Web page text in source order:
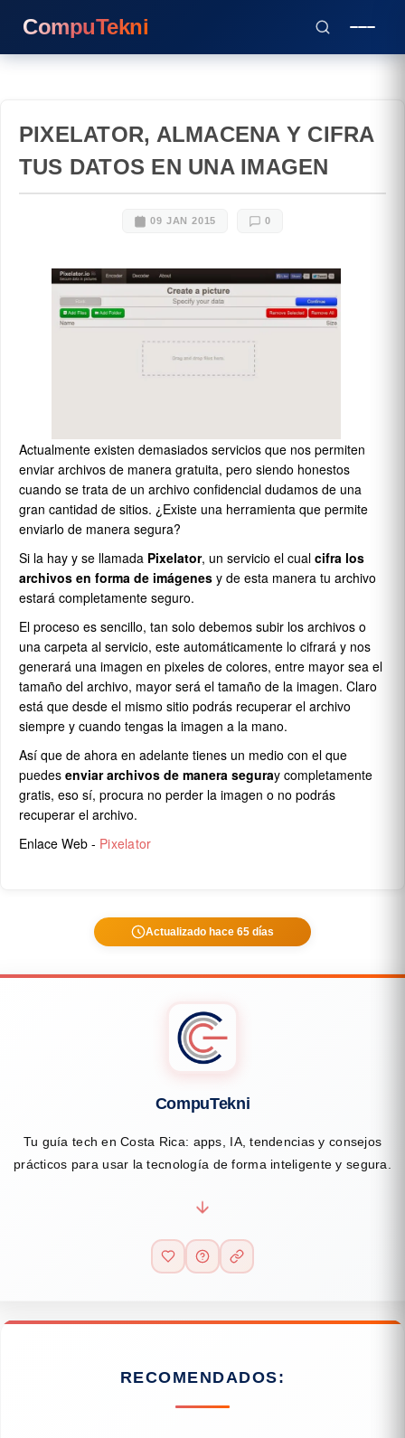
CompuTekni
PIXELATOR, ALMACENA Y CIFRA
TUS DATOS EN UNA IMAGEN
09 JAN 2015 0
Actualmente existen demasiados servicios que nos permiten
enviar archivos de manera gratuita, pero siendo honestos
cuando se trata de un archivo confidencial dudamos de una
gran cantidad de sitios. ¿Existe una herramienta que permite
enviarlo de manera segura?
Si la hay y se llamada Pixelator, un servicio el cual cifra los
archivos en forma de imágenes y de esta manera tu archivo
estará completamente seguro.
El proceso es sencillo, tan solo debemos subir los archivos o
una carpeta al servicio, este automáticamente lo cifrará y nos
generará una imagen en pixeles de colores, entre mayor sea el
tamaño del archivo, mayor será el tamaño de la imagen. Claro
está que desde el mismo sitio podrás recuperar el archivo
siempre y cuando tengas la imagen a la mano.
Así que de ahora en adelante tienes un medio con el que
puedes enviar archivos de manera seguray completamente
gratis, eso sí, procura no perder la imagen o no podrás
recuperar el archivo.
Enlace Web - Pixelator
Actualizado hace 65 días
CompuTekni
Tu guía tech en Costa Rica: apps, IA, tendencias y consejos
prácticos para usar la tecnología de forma inteligente y segura.
RECOMENDADOS: